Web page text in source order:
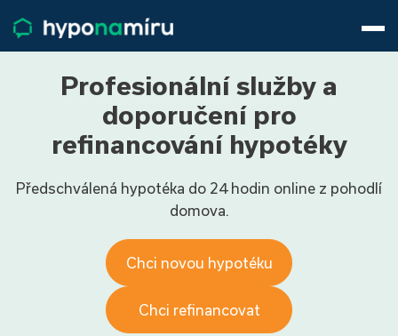
Životní pojištění
Pojištění nemovitosti
Články
O nás
Přihlásit
Profesionální služby a
doporučení pro
refinancování hypotéky
Předschválená hypotéka do 24 hodin online z pohodlí
domova.
Chci novou hypotéku
Chci refinancovat